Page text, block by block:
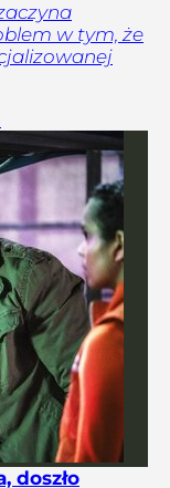
w tym, że
doszło